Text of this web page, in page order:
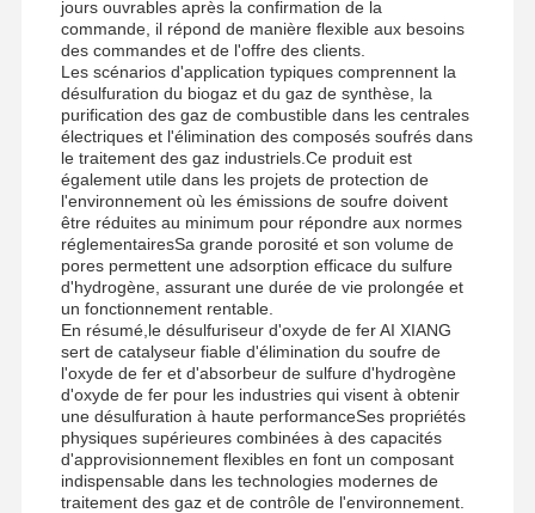
jours ouvrables après la confirmation de la
commande, il répond de manière flexible aux besoins
des commandes et de l'offre des clients.
Les scénarios d'application typiques comprennent la
désulfuration du biogaz et du gaz de synthèse, la
purification des gaz de combustible dans les centrales
électriques et l'élimination des composés soufrés dans
le traitement des gaz industriels.Ce produit est
également utile dans les projets de protection de
l'environnement où les émissions de soufre doivent
être réduites au minimum pour répondre aux normes
réglementairesSa grande porosité et son volume de
pores permettent une adsorption efficace du sulfure
d'hydrogène, assurant une durée de vie prolongée et
un fonctionnement rentable.
En résumé,le désulfuriseur d'oxyde de fer AI XIANG
sert de catalyseur fiable d'élimination du soufre de
l'oxyde de fer et d'absorbeur de sulfure d'hydrogène
d'oxyde de fer pour les industries qui visent à obtenir
une désulfuration à haute performanceSes propriétés
physiques supérieures combinées à des capacités
d'approvisionnement flexibles en font un composant
indispensable dans les technologies modernes de
traitement des gaz et de contrôle de l'environnement.